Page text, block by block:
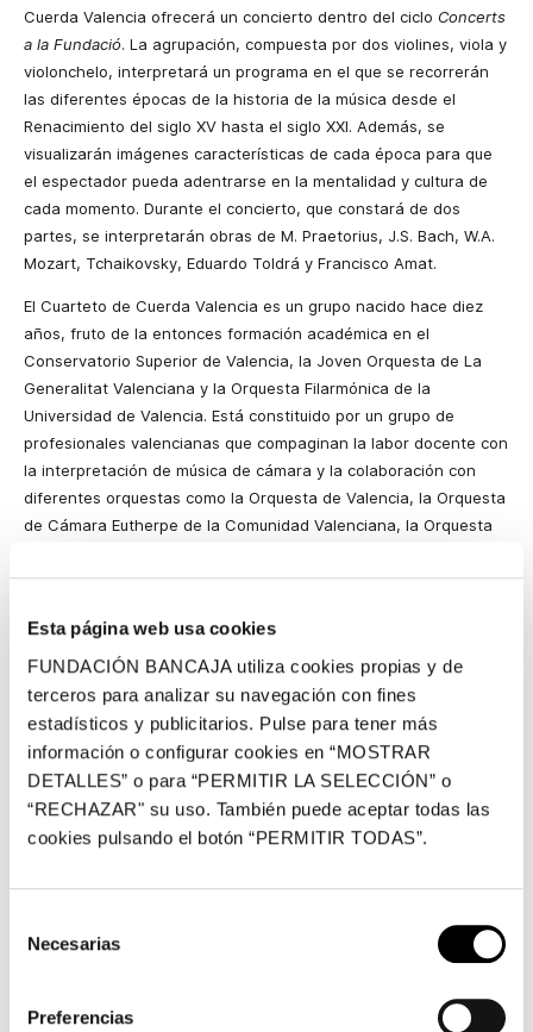
Esta página web usa cookies
FUNDACIÓN BANCAJA utiliza cookies propias y de
terceros para analizar su navegación con fines
estadísticos y publicitarios. Pulse para tener más
información o configurar cookies en “MOSTRAR
DETALLES” o para “PERMITIR LA SELECCIÓN” o
“RECHAZAR" su uso. También puede aceptar todas las
cookies pulsando el botón “PERMITIR TODAS”.
Necesarias
Preferencias
Cuerda Valencia ofrecerá un concierto dentro del ciclo Concerts
a la Fundació. La agrupación, compuesta por dos violines, viola y
violonchelo, interpretará un programa en el que se recorrerán
las diferentes épocas de la historia de la música desde el
Renacimiento del siglo XV hasta el siglo XXI. Además, se
visualizarán imágenes características de cada época para que
el espectador pueda adentrarse en la mentalidad y cultura de
cada momento. Durante el concierto, que constará de dos
partes, se interpretarán obras de M. Praetorius, J.S. Bach, W.A.
Mozart, Tchaikovsky, Eduardo Toldrá y Francisco Amat.
El Cuarteto de Cuerda Valencia es un grupo nacido hace diez
años, fruto de la entonces formación académica en el
Conservatorio Superior de Valencia, la Joven Orquesta de La
Generalitat Valenciana y la Orquesta Filarmónica de la
Universidad de Valencia. Está constituido por un grupo de
profesionales valencianas que compaginan la labor docente con
la interpretación de música de cámara y la colaboración con
diferentes orquestas como la Orquesta de Valencia, la Orquesta
de Cámara Eutherpe de la Comunidad Valenciana, la Orquesta
Orquesta de Belles Arts, etc. La agrupación acumula amplios
de constante renovación en su repertorio y un continuo
aprendizaje con prestigiosos profesores a nivel internacional. La
experiencia acumulada a lo largo de estos años de trabajo
ininterrumpido cuenta con una larga lista de conciertos por toda
la Comunidad Valenciana, como en La Beneficencia, el Museo
de Historia de Valencia, el MUVIM, etc.
con el estreno e interpretación de diferentes obras de
Sinfónicos Valencianos) encargadas para la ocasión. Han sido
invitadas a la I Jornada de Música en Femenino organizada por
audiovisual, han desarrollado una gran actividad, participando